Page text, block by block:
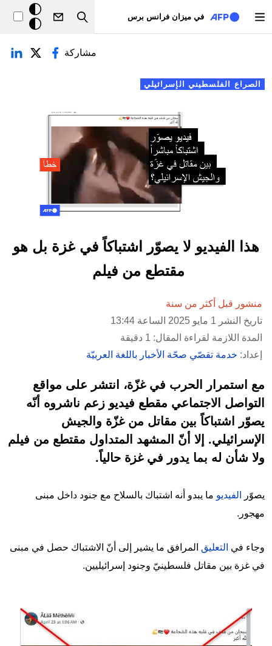
في ميزان فرانس برس
Search
خلفيّة
داكنة
التبويبات الأساسية
الصراع الفلسطيني الإسرائيلي
مشاركة
هذا الفيديو لا يصوّر اشتباكاً في غزة بل هو
مقتطع من فيلم
منشور قبل أكثر من سنة
تاريخ النشر 1 مايو 2025 الساعة 13:44
المدة اللازمة لقراءة المقال: 1 دقيقة
إعداد: خدمة تقصّي صحّة الأخبار باللغة العربيّة
مع استمرار الحرب في غزّة، انتشر على مواقع
التواصل الاجتماعي مقطع فيديو زعم ناشروه أنّه
يصوّر اشتباكاً بين مقاتل من غزّة والجيش
الإسرائيلي. إلا أنّ المشهد المتداول مقتطع من فيلم
ولا شأن له بما يدور في غزة حالياً.
يصوّر الفيديو ما يبدو أنه اشتباك بالسلاح مع جنود داخل مبنى
مهجور.
وجاء في التعليق المرافق ما يشير إلى أنّ الاشتباك حصل في مبنى
في غزة بين مقاتل فلسطينيّ وجنود إسرائيليين.
Image